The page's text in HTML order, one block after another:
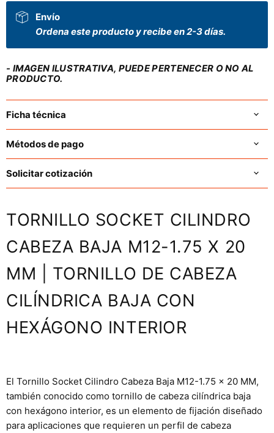
Envío
Ordena este producto y recibe en 2-3 días.
- IMAGEN ILUSTRATIVA, PUEDE PERTENECER O NO AL
PRODUCTO.
Ficha técnica
Métodos de pago
Solicitar cotización
TORNILLO SOCKET CILINDRO
CABEZA BAJA M12-1.75 X 20
MM | TORNILLO DE CABEZA
CILÍNDRICA BAJA CON
HEXÁGONO INTERIOR
El Tornillo Socket Cilindro Cabeza Baja M12-1.75 x 20 MM,
también conocido como tornillo de cabeza cilíndrica baja
con hexágono interior, es un elemento de fijación diseñado
para aplicaciones que requieren un perfil de cabeza